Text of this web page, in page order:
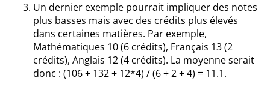
Un dernier exemple pourrait impliquer des notes
plus basses mais avec des crédits plus élevés
dans certaines matières. Par exemple,
Mathématiques 10 (6 crédits), Français 13 (2
crédits), Anglais 12 (4 crédits). La moyenne serait
donc : (106 + 132 + 12*4) / (6 + 2 + 4) = 11.1.